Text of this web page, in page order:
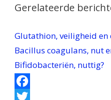
Gerelateerde
Glutathion, veiligheid
Bacillus coagulans, nut
Bifidobacteriën, nuttig?
F